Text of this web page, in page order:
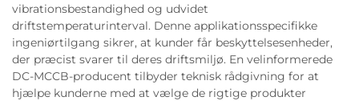
vibrationsbestandighed og udvidet
driftstemperaturinterval. Denne applikationsspecifikke
ingeniørtilgang sikrer, at kunder får beskyttelsesenheder,
der præcist svarer til deres driftsmiljø. En velinformerede
DC-MCCB-producent tilbyder teknisk rådgivning for at
hjælpe kunderne med at vælge de rigtige produkter